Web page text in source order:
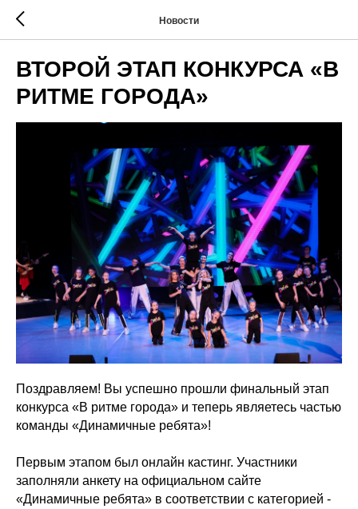
Новости
ВТОРОЙ ЭТАП КОНКУРСА «В
РИТМЕ ГОРОДА»
Поздравляем! Вы успешно прошли финальный этап
конкурса «В ритме города» и теперь являетесь частью
команды «Динамичные ребята»!
Первым этапом был онлайн кастинг. Участники
заполняли анкету на официальном сайте
«Динамичные ребята» в соответствии с категорией -